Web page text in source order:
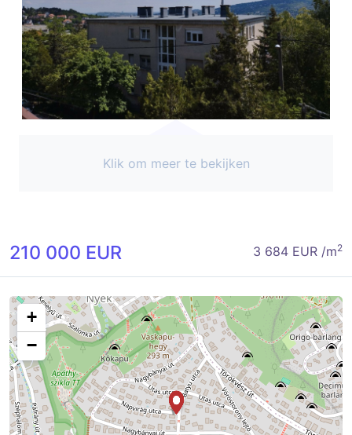
Klik om meer te bekijken
210 000 EUR 3 684 EUR /m2
+
−